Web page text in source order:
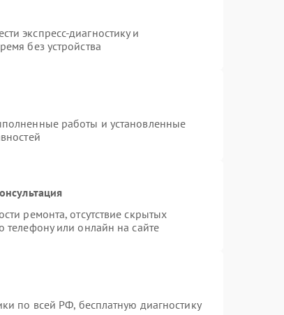
экспресс-диагностику и
без устройства
работы и установленные
ремонта, отсутствие скрытых
телефону или онлайн на сайте
по всей РФ, бесплатную диагностику